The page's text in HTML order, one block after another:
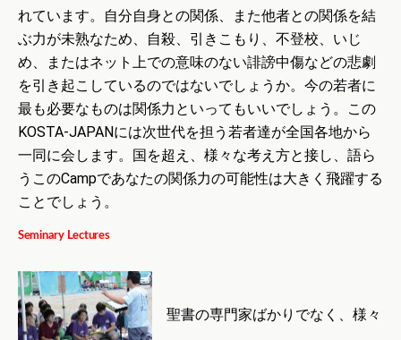
れています。自分自身との関係、また他者との関係を結
ぶ力が未熟なため、自殺、引きこもり、不登校、いじ
め、またはネット上での意味のない誹謗中傷などの悲劇
を引き起こしているのではないでしょうか。今の若者に
最も必要なものは関係力といってもいいでしょう。この
KOSTA-JAPANには次世代を担う若者達が全国各地から
一同に会します。国を超え、様々な考え方と接し、語ら
うこのCampであなたの関係力の可能性は大きく飛躍する
ことでしょう。
Seminary Lectures
聖書の専門家ばかりでなく、様々